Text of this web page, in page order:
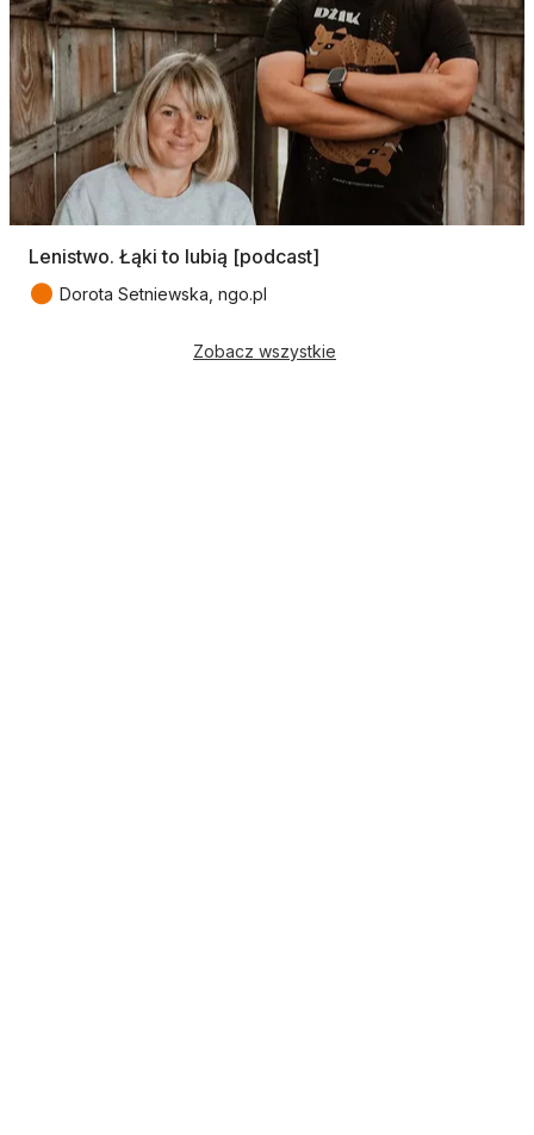
Lenistwo. Łąki to lubią [podcast]
● Dorota Setniewska, ngo.pl
Zobacz wszystkie